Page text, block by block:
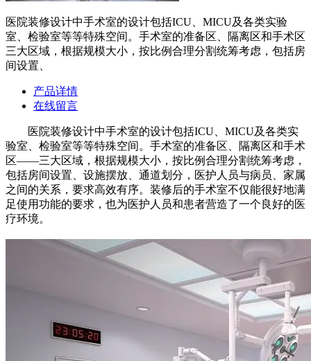
医院装修设计中手术室的设计包括ICU、MICU及各类实验
室、检验室等等特殊空间。手术室的准备区、隔离区和手术区
三大区域，根据规模大小，按比例合理分割统筹考虑，包括房
间设置、
产品详情
在线留言
医院装修设计中手术室的设计包括ICU、MICU及各类实
验室、检验室等等特殊空间。手术室的准备区、隔离区和手术
区——三大区域，根据规模大小，按比例合理分割统筹考虑，
包括房间设置、设施摆放、通道划分，医护人员与病员、家属
之间的关系，要求高效有序。装修后的手术室不仅能很好地满
足使用功能的要求，也为医护人员和患者营造了一个良好的医
疗环境。